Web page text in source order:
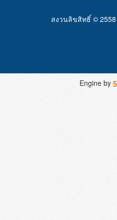
สงวนลิขสิทธิ์ © 2558
Engine by